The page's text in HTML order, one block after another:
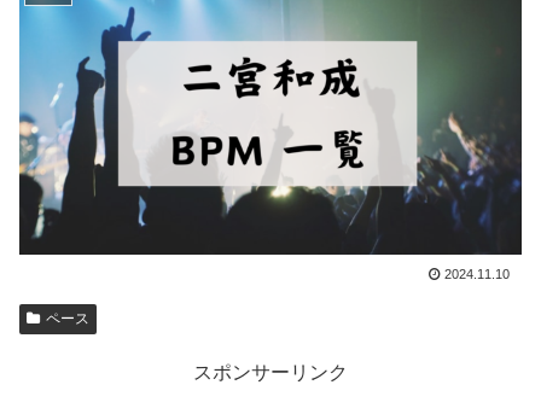
2024.11.10
ペース
スポンサーリンク